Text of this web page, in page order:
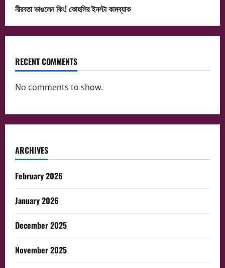
নীরবতা ভাঙলেন কিং! কোহলির ইনস্টা কামব্যাক
RECENT COMMENTS
No comments to show.
ARCHIVES
February 2026
January 2026
December 2025
November 2025